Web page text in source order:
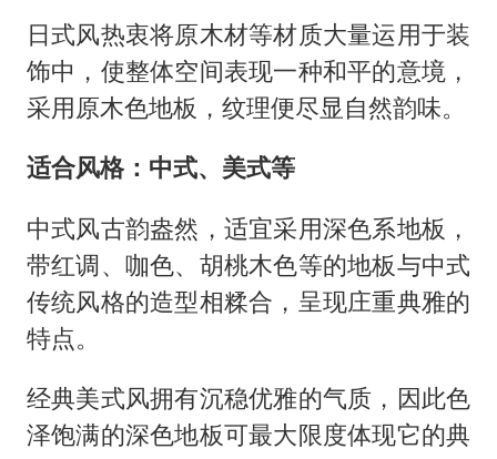
日式风热衷将原木材等材质大量运用于装
饰中，使整体空间表现一种和平的意境，
采用原木色地板，纹理便尽显自然韵味。
适合风格：中式、美式等
中式风古韵盎然，适宜采用深色系地板，
带红调、咖色、胡桃木色等的地板与中式
传统风格的造型相糅合，呈现庄重典雅的
特点。
经典美式风拥有沉稳优雅的气质，因此色
泽饱满的深色地板可最大限度体现它的典